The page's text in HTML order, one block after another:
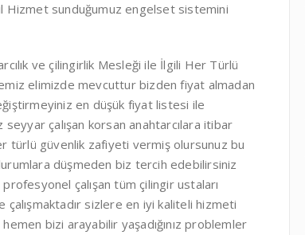
Hizmet sunduğumuz engelset sistemini
ve çilingirlik Mesleği ile İlgili Her Türlü
elimizde mevcuttur bizden fiyat almadan
en düşük fiyat listesi ile
seyyar çalışan korsan anahtarcılara itibar
türlü güvenlik zafiyeti vermiş olursunuz bu
durumlara düşmeden biz tercih edebilirsiniz
çalışan tüm çilingir ustaları
çalışmaktadır sizlere en iyi kaliteli hizmeti
hemen bizi arayabilir yaşadığınız problemler